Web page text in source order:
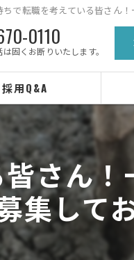
で転職を考えている皆さん
0110
固くお断りいたします。
採用Q&A
さん！
集して